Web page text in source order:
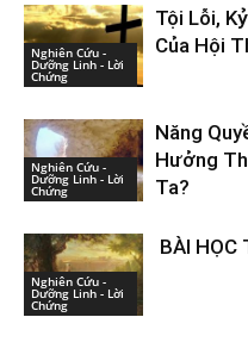
Nghiên Cứu -
Dưỡng Linh - Lời
Chứng
Tội Lỗi,
Của Hội
Nghiên Cứu -
Dưỡng Linh - Lời
Chứng
Năng
Hưởng
Ta?
Nghiên Cứu -
Dưỡng Linh - Lời
Chứng
BÀI HỌC